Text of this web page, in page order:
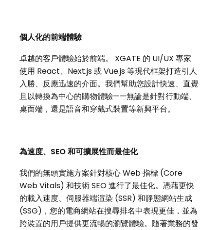
個人化的前端體驗
卓越的客戶體驗始於前端。 XGATE 的 UI/UX 專家
使用 React、Next.js 或 Vue.js 等現代框架打造引人
入勝、反應迅速的介面。我們幫助您設計快速、直覺
且以轉換為中心的購物體驗——無論是針對行動端、
桌面端，還是語音和穿戴式裝置等新興平台。
為速度、SEO 和可擴展性而最佳化
我們的無頭實施方案針對核心 Web 指標 (Core
Web Vitals) 和技術 SEO 進行了最佳化。憑藉更快
的載入速度、伺服器端渲染 (SSR) 和靜態網站生成
(SSG)，您的電商網站在搜尋排名中表現更佳，並為
跨裝置的用戶提供更流暢的瀏覽體驗。隨著業務的發